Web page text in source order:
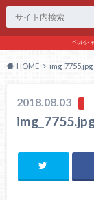
ペルシ
HOME img_7755.jpg
2018.08.03